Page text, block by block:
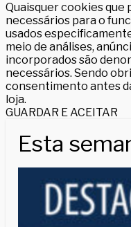
Quaisquer cookies
necessários para o
usados
meio de análises,
incorporados são
necessários. Sendo
consentimento antes
loja.
GUARDAR E ACEITAR
Esta